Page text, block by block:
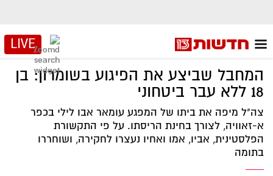
LIVE
המחבל שביצע את הפיגוע בשומרון: בן
18 ללא עבר ביטחוני
צה"ל מיפה את ביתו של המפגע עומאר אבו לילי בכפר
א-זאוויה, לצורך בחינת הריסתו. על פי התקשורת
הפלסטינית, אביו, אמו ואחיו נעצרו לחקירה, ושוחררו
בתומה